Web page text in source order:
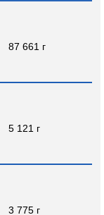
87 661 г
5 121 г
3 775 г